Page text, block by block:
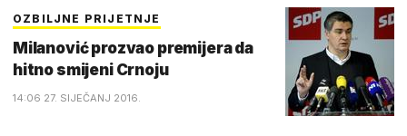
OZBILJNE PRIJETNJE
Milanović prozvao premijera da
hitno smijeni Crnoju
14:06 27. SIJEČANJ 2016.